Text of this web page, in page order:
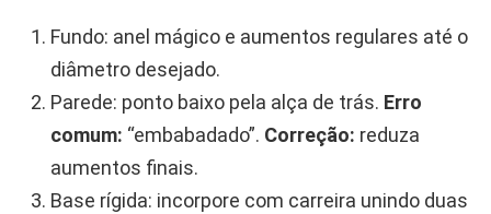
Fundo: anel mágico e aumentos regulares até o
diâmetro desejado.
Parede: ponto baixo pela alça de trás. Erro
comum: “embabadado”. Correção: reduza
aumentos finais.
Base rígida: incorpore com carreira unindo duas